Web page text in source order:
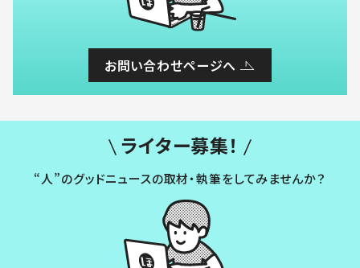
お問い合わせページへ
ライター募集！
“人”のグッドニュースの取材・執筆をしてみませんか？